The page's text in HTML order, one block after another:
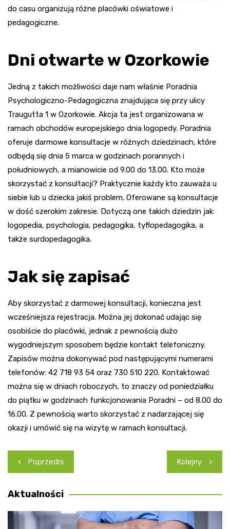
do casu organizują różne placówki oświatowe i
pedagogiczne.
Dni otwarte w Ozorkowie
Jedną z takich możliwości daje nam właśnie Poradnia
Psychologiczno-Pedagogiczna znajdująca się przy ulicy
Traugutta 1 w Ozorkowie. Akcja ta jest organizowana w
ramach obchodów europejskiego dnia logopedy. Poradnia
oferuje darmowe konsultacje w różnych dziedzinach, które
odbędą się dnia 5 marca w godzinach porannych i
południowych, a mianowicie od 9.00 do 13.00. Kto może
skorzystać z konsultacji? Praktycznie każdy kto zauważa u
siebie lub u dziecka jakiś problem. Oferowane są konsultacje
w dość szerokim zakresie. Dotyczą one takich dziedzin jak:
logopedia, psychologia, pedagogika, tyflopedagogika, a
także surdopedagogika.
Jak się zapisać
Aby skorzystać z darmowej konsultacji, konieczna jest
wcześniejsza rejestracja. Można jej dokonać udając się
osobiście do placówki, jednak z pewnością dużo
wygodniejszym sposobem będzie kontakt telefoniczny.
Zapisów można dokonywać pod następującymi numerami
telefonów: 42 718 93 54 oraz 730 510 220. Kontaktować
można się w dniach roboczych, to znaczy od poniedziałku
do piątku w godzinach funkcjonowania Poradni – od 8.00 do
16.00. Z pewnością warto skorzystać z nadarzającej się
okazji i umówić się na wizytę w ramach konsultacji.
Nawigacja
wpisu
Poprzedni Kolejny
Aktualności